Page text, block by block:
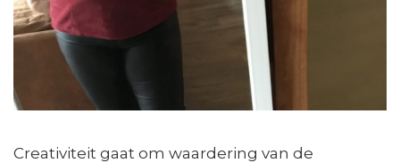
Creativiteit gaat om waardering van de